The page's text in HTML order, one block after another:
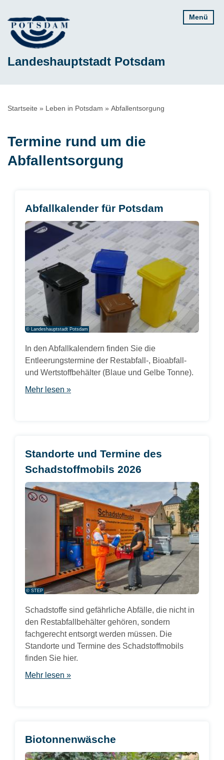
zum
Inhalt
Landeshauptstadt Potsdam
Menü
Pfadnavigation
Startseite Leben in Potsdam Abfallentsorgung
Termine rund um die
Abfallentsorgung
Abfallkalender für Potsdam
© Landeshauptstadt Potsdam
In den Abfallkalendern finden Sie die
Entleerungstermine der Restabfall-, Bioabfall-
und Wertstoffbehälter (Blaue und Gelbe Tonne).
Mehr lesen »
Standorte und Termine des
Schadstoffmobils 2026
© STEP
Schadstoffe sind gefährliche Abfälle, die nicht in
den Restabfallbehälter gehören, sondern
fachgerecht entsorgt werden müssen. Die
Standorte und Termine des Schadstoffmobils
finden Sie hier.
Mehr lesen »
Biotonnenwäsche